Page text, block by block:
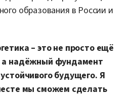
образования в России и
– это не просто ещё
а надёжный фундамент
будущего. Я
мы сможем сделать